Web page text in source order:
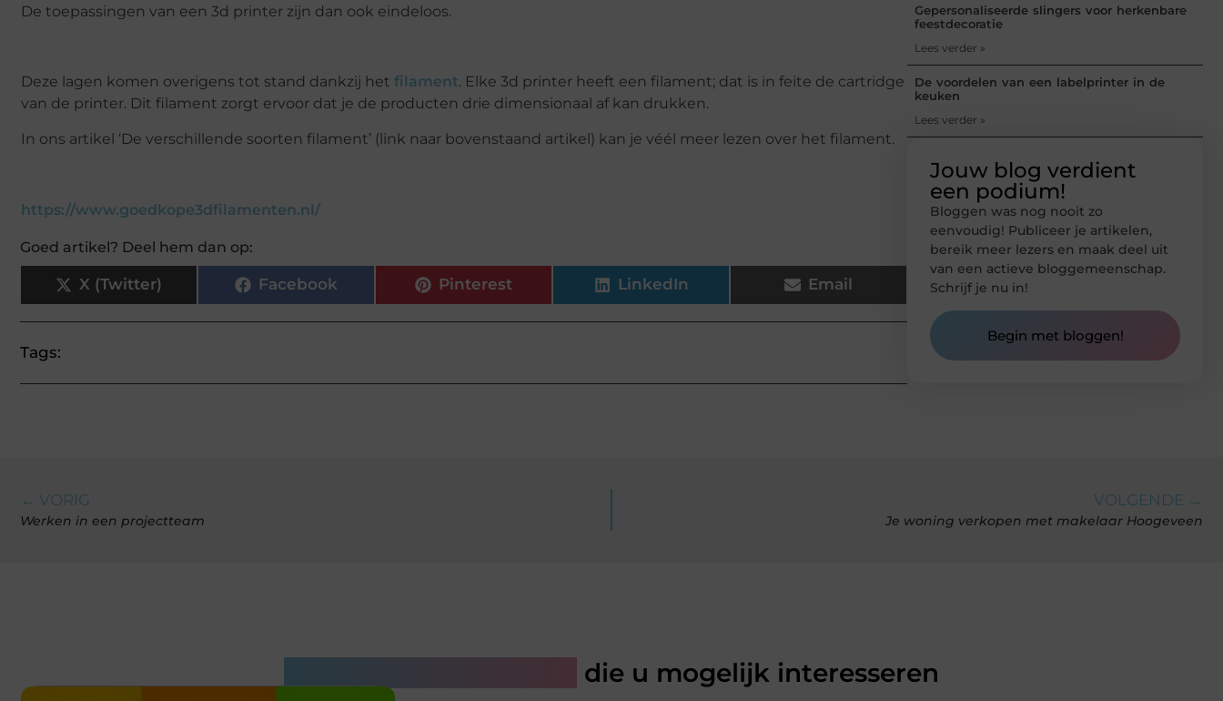
De toepassingen van een 3d printer zijn dan ook eindeloos.
Deze lagen komen overigens tot stand dankzij het filament. Elke 3d printer heeft een filament; dat is in feite de cartridge
van de printer. Dit filament zorgt ervoor dat je de producten drie dimensionaal af kan drukken.
In ons artikel ‘De verschillende soorten filament’ (link naar bovenstaand artikel) kan je véél meer lezen over het filament.
https://www.goedkope3dfilamenten.nl/
Goed artikel? Deel hem dan op:
X (Twitter) Facebook Pinterest LinkedIn Email
Tags:
Gepersonaliseerde slingers voor herkenbare
feestdecoratie
Lees verder »
De voordelen van een labelprinter in de
keuken
Lees verder »
Jouw blog verdient
een podium!
Bloggen was nog nooit zo
eenvoudig! Publiceer je artikelen,
bereik meer lezers en maak deel uit
van een actieve bloggemeenschap.
Schrijf je nu in!
Begin met bloggen!
← VORIG
Werken in een projectteam
VOLGENDE →
Je woning verkopen met makelaar Hoogeveen
die u mogelijk interesseren